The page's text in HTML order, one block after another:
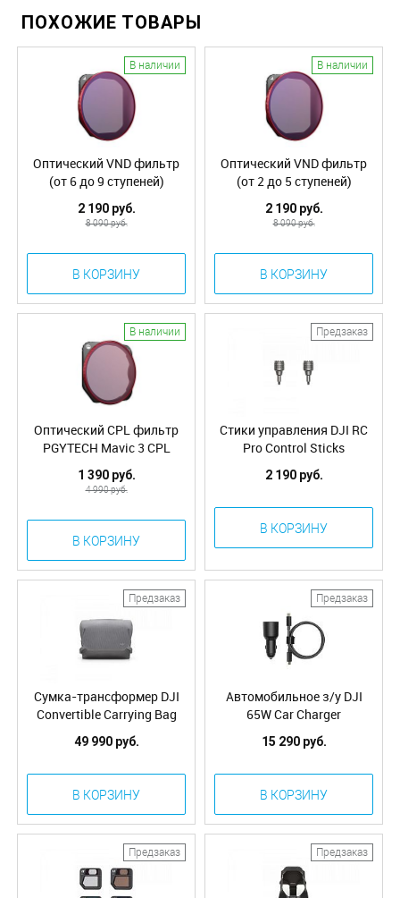
ПОХОЖИЕ ТОВАРЫ
В наличии
Оптический VND фильтр
(от 6 до 9 ступеней)
PGYTECH Mavic 3 VND
Filter (6 to 9-Stop) P-26A-
2 190 руб.
8 090 руб.
В КОРЗИНУ
В наличии
Оптический VND фильтр
(от 2 до 5 ступеней)
PGYTECH Mavic 3 VND
Filter (2 to 5-Stop) P-26A-
2 190 руб.
8 090 руб.
В КОРЗИНУ
В наличии
Оптический CPL фильтр
PGYTECH Mavic 3 CPL
Filter (Professional) P-26A-
035
1 390 руб.
4 990 руб.
В КОРЗИНУ
Предзаказ
Стики управления DJI RC
Pro Control Sticks
2 190 руб.
В КОРЗИНУ
Предзаказ
Сумка-трансформер DJI
Convertible Carrying Bag
49 990 руб.
В КОРЗИНУ
Предзаказ
Автомобильное з/у DJI
65W Car Charger
15 290 руб.
В КОРЗИНУ
Предзаказ Предзаказ